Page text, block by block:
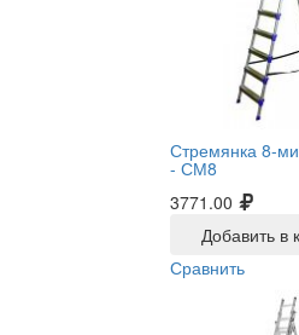
Стремянка 8-
- СМ8
3771.00
Добавить в
Сравнить